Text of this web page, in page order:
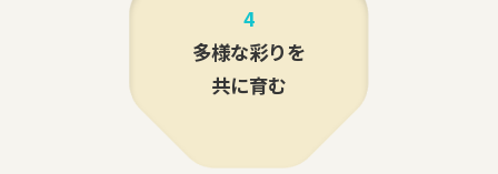
4
多様な彩りを
共に育む